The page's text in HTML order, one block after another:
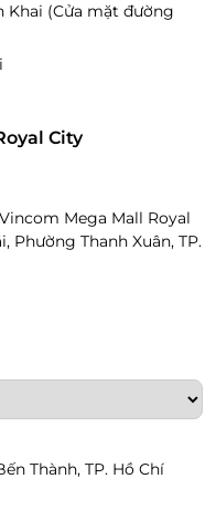
Khai (Cửa mặt đường
City
Mega Mall Royal
Phường Thanh Xuân, TP.
Thành, TP. Hồ Chí